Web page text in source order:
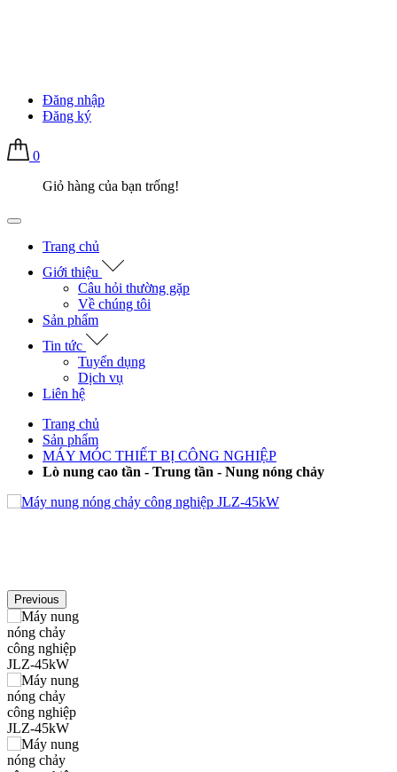
Đăng nhập
Đăng ký
0
Giỏ hàng của bạn trống!
Trang chủ
Giới thiệu
Câu hỏi thường gặp
Về chúng tôi
Sản phẩm
Tin tức
Tuyển dụng
Dịch vụ
Liên hệ
Trang chủ
Sản phẩm
MÁY MÓC THIẾT BỊ CÔNG NGHIỆP
Lò nung cao tần - Trung tần - Nung nóng chảy
Previous